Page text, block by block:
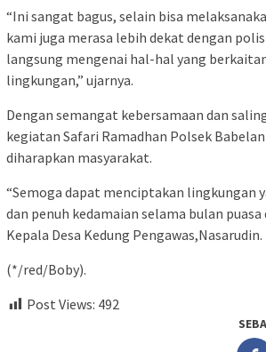
“Ini sangat bagus, selain bisa
kami juga merasa lebih dekat dengan
langsung mengenai hal-hal yang
lingkungan,” ujarnya.
Dengan semangat kebersamaan dan
kegiatan Safari Ramadhan Polsek
diharapkan masyarakat.
“Semoga dapat menciptakan lingkungan
dan penuh kedamaian selama bulan puasa
Kepala Desa Kedung Pengawas,Nasarudin.
(*/red/Boby).
Post Views: 492